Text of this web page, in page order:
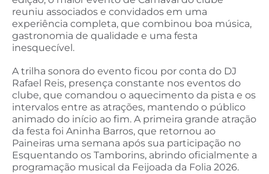
reuniu associados e convidados em uma
experiência completa, que combinou boa música,
gastronomia de qualidade e uma festa
inesquecível.
A trilha sonora do evento ficou por conta do DJ
Rafael Reis, presença constante nos eventos do
clube, que comandou o aquecimento da pista e os
intervalos entre as atrações, mantendo o público
animado do início ao fim. A primeira grande atração
da festa foi Aninha Barros, que retornou ao
Paineiras uma semana após sua participação no
Esquentando os Tamborins, abrindo oficialmente a
programação musical da Feijoada da Folia 2026.